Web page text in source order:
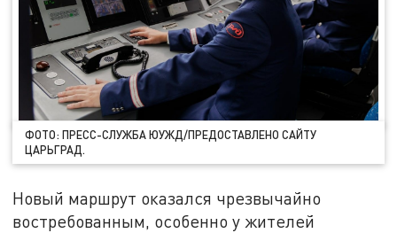
ФОТО: ПРЕСС-СЛУЖБА ЮУЖД/ПРЕДОСТАВЛЕНО САЙТУ
ЦАРЬГРАД.
Новый маршрут оказался чрезвычайно
востребованным, особенно у жителей